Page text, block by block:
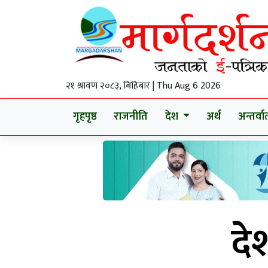
२१ श्रावण २०८३, बिहिबार | Thu Aug 6 2026
गृहपृष्ठ राजनीति देश अर्थ